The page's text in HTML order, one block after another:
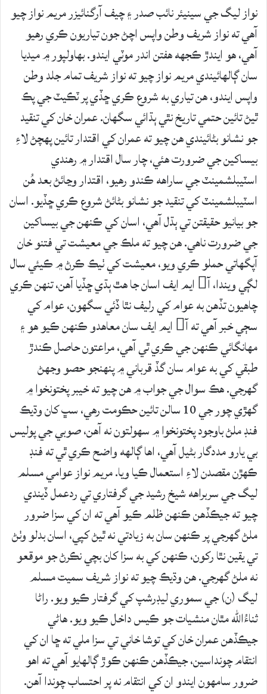
نواز ليگ جي سينيئر نائب صدر ۽ چيف آرگنائيزر مريم نواز چيو
آهي ته نواز شريف وطن واپس اچڻ جون تياريون ڪري رهيو
آهي، هو ايندڙ ڪجهه هفتن اندر موٽي ايندو. بهاولپور ۾ ميديا
سان ڳالهائيندي مريم نواز چيو ته نواز شريف تمام جلد وطن
واپس ايندو، هن تياري به شروع ڪري ڇڏي پر ٽڪيٽ جي پڪ
ٿيڻ تائين حتمي تاريخ نٿي ٻڌائي سگهان. عمران خان کي تنقيد
جو نشانو بڻائيندي هن چيو ته عمران کي اقتدار تائين پهچڻ لاءِ
بيساکين جي ضرورت هئي، چار سال اقتدار ۾ رهندي
اسٽيبلشمينٽ جي ساراهه ڪندو رهيو، اقتدار وڃائڻ بعد هُن
اسٽيبلشمينٽ کي تنقيد جو نشانو بڻائڻ شروع ڪري ڇڏيو. اسان
جو بيانيو حقيقتن تي ٻڌل آهي، اسان کي ڪنهن جي بيساکين
جي ضرورت ناهي. هن چيو ته ملڪ جي معيشت تي فتنو خان
آپگهاتي حملو ڪري ويو، معيشت کي ٺيڪ ڪرڻ ۾ ڪيئي سال
لڳي ويندا، آ ايم ايف اسان جا هٿ ٻڌي ڇڏيا آهن، تنهن ڪري
چاهيون تڏهن به عوام کي رليف نٿا ڏئي سگهون، عوام کي
سڄي خبر آهي ته آ ايم ايف سان معاهدو ڪنهن ڪيو هو ۽
مهانگائي ڪنهن جي ڪري ٿي آهي، مراعتون حاصل ڪندڙ
طبقي کي به عوام سان گڏ قرباني ۾ پنهنجو حصو وجهڻ
گهرجي. هڪ سوال جي جواب ۾ هن چيو ته خيبر پختونخوا ۾
گهڙي چور جي 10 سالن تائين حڪومت رهي، سڀ کان وڌيڪ
فنڊ ملڻ باوجود پختونخوا ۾ سهولتون نه آهن، صوبي جي پوليس
بي يارو مددگار بڻيل آهي، اها ڳالهه واضح ڪري ٿي ته فنڊ
ڪهڙن مقصدن لاءِ استعمال ڪيا ويا. مريم نواز عوامي مسلم
ليگ جي سربراهه شيخ رشيد جي گرفتاري تي ردعمل ڏيندي
چيو ته جيڪڏهن ڪنهن ظلم ڪيو آهي ته ان کي سزا ضرور
ملڻ گهرجي پر ڪنهن سان به زيادتي نه ٿيڻ کپي، اسان بدلو وٺڻ
تي يقين نٿا رکون، ڪنهن کي به سزا کان بچي نڪرڻ جو موقعو
نه ملڻ گهرجي. هن وڌيڪ چيو ته نواز شريف سميت مسلم
ليگ (ن) جي سموري ليڊرشپ کي گرفتار ڪيو ويو. راڻا
ثناءُالله مٿان منشيات جو ڪيس داخل ڪيو ويو. هاڻي
جيڪڏهن عمران خان کي توشا خاني تي سزا ملي ته ڇا ان کي
انتقام چونداسين، جيڪڏهن ڪنهن ڪوڙ ڳالهايو آهي ته اهو
ضرور سامهون ايندو ان کي انتقام نه پر احتساب چوندا آهن.